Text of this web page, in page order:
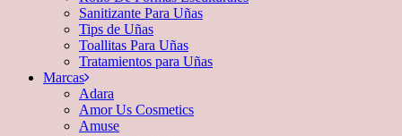
Sanitizante Para Uñas
Tips de Uñas
Toallitas Para Uñas
Tratamientos para Uñas
Marcas
Adara
Amor Us Cosmetics
Amuse